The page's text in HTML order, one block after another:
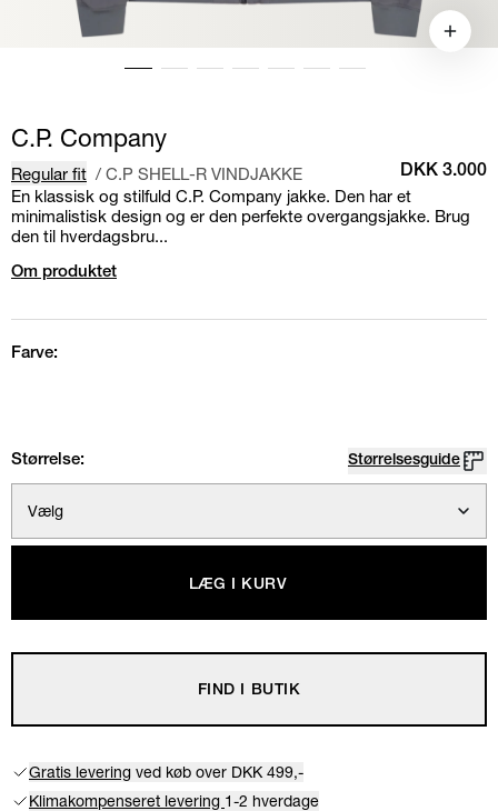
C.P. Company
Regular fit / C.P SHELL-R VINDJAKKE DKK 3.000
En klassisk og stilfuld C.P. Company jakke. Den har et
minimalistisk design og er den perfekte overgangsjakke. Brug
den til hverdagsbru...
Om produktet
Farve:
Størrelse: Størrelsesguide
Vælg
LÆG I KURV
FIND I BUTIK
Gratis levering ved køb over DKK 499,-
Klimakompenseret levering 1-2 hverdage